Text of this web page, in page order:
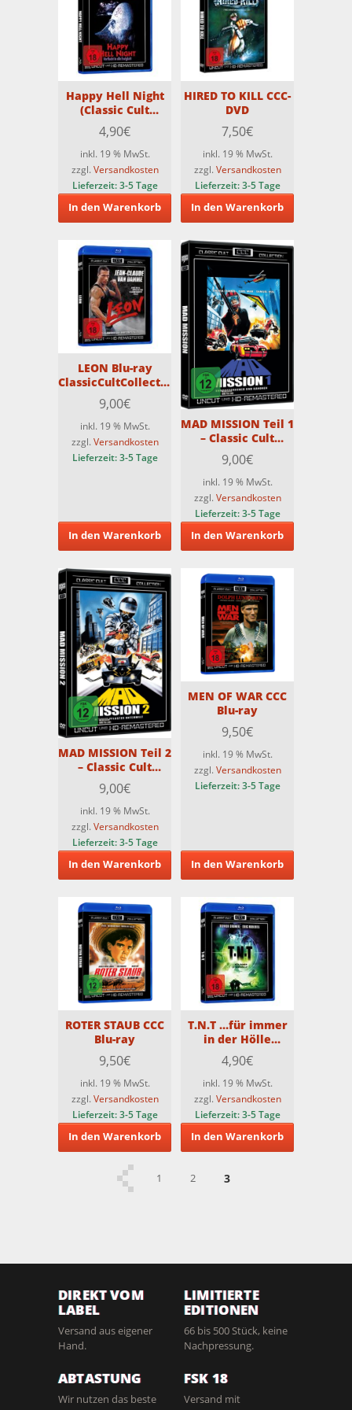
Happy Hell Night
(Classic Cult
Edition) [Blu-ray]
4,90€
inkl. 19 % MwSt.
zzgl. Versandkosten
Lieferzeit:3-5 Tage
In den Warenkorb
HIRED TO KILL CCC-
DVD
7,50€
inkl. 19 % MwSt.
zzgl. Versandkosten
Lieferzeit:3-5 Tage
In den Warenkorb
LEON Blu-ray
ClassicCultCollection
35th Anniversary
Director’s Cut
9,00€
inkl. 19 % MwSt.
zzgl. Versandkosten
Lieferzeit:3-5 Tage
In den Warenkorb
MAD MISSION Teil 1
– Classic Cult
Collection (DVD)
9,00€
inkl. 19 % MwSt.
zzgl. Versandkosten
Lieferzeit:3-5 Tage
In den Warenkorb
MAD MISSION Teil 2
– Classic Cult
Collection (DVD)
9,00€
inkl. 19 % MwSt.
zzgl. Versandkosten
Lieferzeit:3-5 Tage
In den Warenkorb
MEN OF WAR CCC
Blu-ray
9,50€
inkl. 19 % MwSt.
zzgl. Versandkosten
Lieferzeit:3-5 Tage
In den Warenkorb
ROTER STAUB CCC
Blu-ray
9,50€
inkl. 19 % MwSt.
zzgl. Versandkosten
Lieferzeit:3-5 Tage
In den Warenkorb
T.N.T …für immer
in der Hölle
(Classic Cult
Edition) [Blu-ray]
4,90€
inkl. 19 % MwSt.
zzgl. Versandkosten
Lieferzeit:3-5 Tage
In den Warenkorb
1 2 3
DIREKT VOM
LABEL
Versand aus eigener
Hand.
LIMITIERTE
EDITIONEN
66 bis 500 Stück, keine
Nachpressung.
ABTASTUNG
Wir nutzen das beste
FSK 18
Versand mit